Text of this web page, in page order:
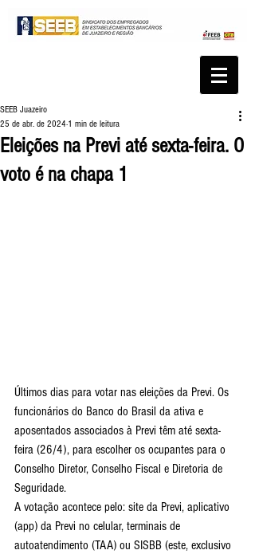
Eleições na Previ até sexta-feira. O
voto é na chapa 1
SEEB Juazeiro
25 de abr. de 2024 1 min de leitura
Últimos dias para votar nas eleições da Previ. Os
funcionários do Banco do Brasil da ativa e
aposentados associados à Previ têm até sexta-
feira (26/4), para escolher os ocupantes para o
Conselho Diretor, Conselho Fiscal e Diretoria de
Seguridade.
A votação acontece pelo: site da Previ, aplicativo
(app) da Previ no celular, terminais de
autoatendimento (TAA) ou SISBB (este, exclusivo